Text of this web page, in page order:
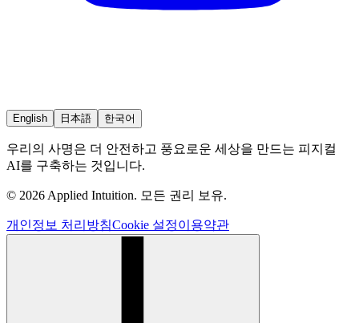
English 日本語 한국어
우리의 사명은 더 안전하고 풍요로운 세상을 만드는 피지컬
AI를 구축하는 것입니다.
© 2026 Applied Intuition. 모든 권리 보유.
개인정보 처리방침Cookie 설정이용약관